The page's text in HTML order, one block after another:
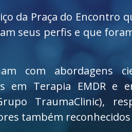
da Praça do Encontro
seus perfis e que
com abordagens
em Terapia EMDR e
TraumaClinic),
também